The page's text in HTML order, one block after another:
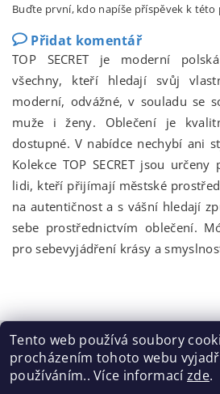
Buďte první, kdo napíše příspěvek k této
Přidat komentář
TOP SECRET je moderní
všechny, kteří hledají svůj
moderní, odvážné, v souladu se
muže i ženy. Oblečení je
dostupné. V nabídce nechybí ani
Kolekce TOP SECRET jsou
lidi, kteří přijímají městské
na autentičnost a s vášní hledají
sebe prostřednictvím oblečení.
pro sebevyjádření krásy a
Tabulka velikostí | Doprava a
Podmínky ochrany osobních údajů |
Výměna / vrácení
Tento web používá soubory
procházením tohoto webu
používáním.. Více informacízde.